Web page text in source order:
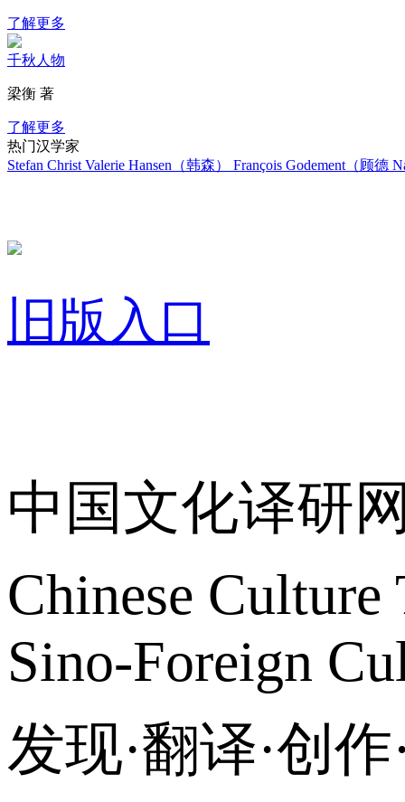
了解更多
千秋人物
梁衡 著
了解更多
热门汉学家
Stefan Christ Valerie Hansen（韩森） François Godement（顾德
旧版入口
中国文化译研
Chinese
Sino-Foreign
发现·翻译·创